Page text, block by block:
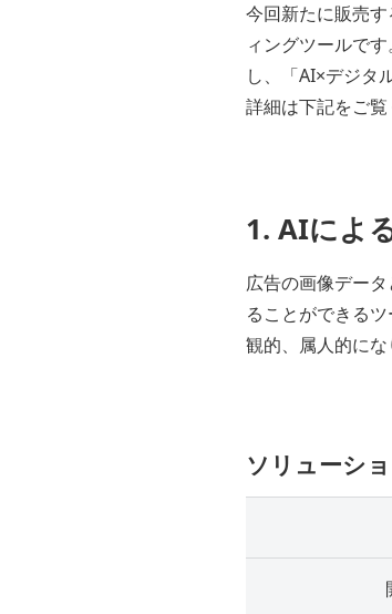
今回新たに販売
ィングツールで
し、「AI×デジタ
詳細は下記をご覧
1. AIによ
広告の画像デー
ることができる
観的、属人的に
ソリューシ